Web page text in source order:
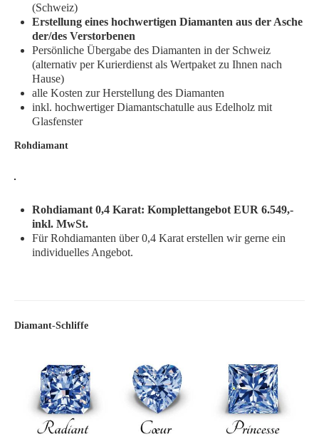
(Schweiz)
Erstellung eines hochwertigen Diamanten aus der Asche
der/des Verstorbenen
Persönliche Übergabe des Diamanten in der Schweiz
(alternativ per Kurierdienst als Wertpaket zu Ihnen nach
Hause)
alle Kosten zur Herstellung des Diamanten
inkl. hochwertiger Diamantschatulle aus Edelholz mit
Glasfenster
Rohdiamant
Rohdiamant 0,4 Karat: Komplettangebot EUR 6.549,-
inkl. MwSt.
Für Rohdiamanten über 0,4 Karat erstellen wir gerne ein
individuelles Angebot.
Diamant-Schliffe